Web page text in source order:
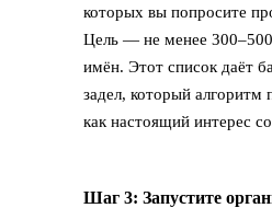
которых вы попросите
Цель — не менее
имён. Этот список даёт
задел, который алгоритм
как настоящий интерес
Шаг 3: Запустите